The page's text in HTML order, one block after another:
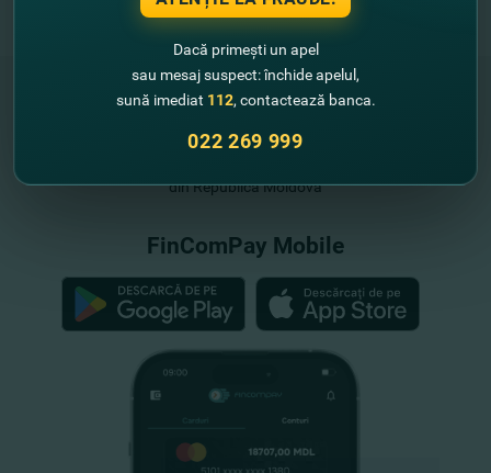
"FinComBank" S.A. este membră a
din Republica Moldova
FinComPay Mobile
Dacă primești un apel
sau mesaj suspect: închide apelul,
sună imediat 112, contactează banca.
022 269 999